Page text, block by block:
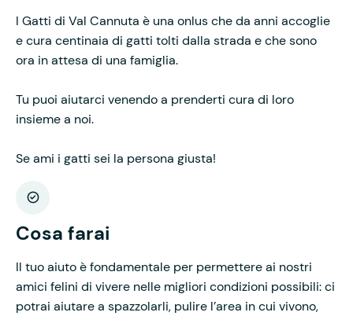
I Gatti di Val Cannuta è una onlus che da anni accoglie
e cura centinaia di gatti tolti dalla strada e che sono
ora in attesa di una famiglia.
Tu puoi aiutarci venendo a prenderti cura di loro
insieme a noi.
Se ami i gatti sei la persona giusta!
Cosa farai
Il tuo aiuto è fondamentale per permettere ai nostri
amici felini di vivere nelle migliori condizioni possibili: ci
potrai aiutare a spazzolarli, pulire l’area in cui vivono,